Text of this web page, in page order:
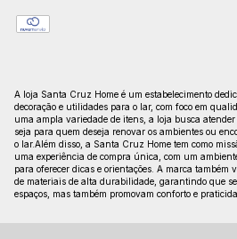
A loja Santa Cruz Home é um estabelecimento
decoração e utilidades para o lar, com foco em
uma ampla variedade de itens, a loja busca atender
seja para quem deseja renovar os ambientes ou
o lar.Além disso, a Santa Cruz Home tem como
uma experiência de compra única, com um
para oferecer dicas e orientações. A marca
de materiais de alta durabilidade, garantindo que
espaços, mas também promovam conforto e